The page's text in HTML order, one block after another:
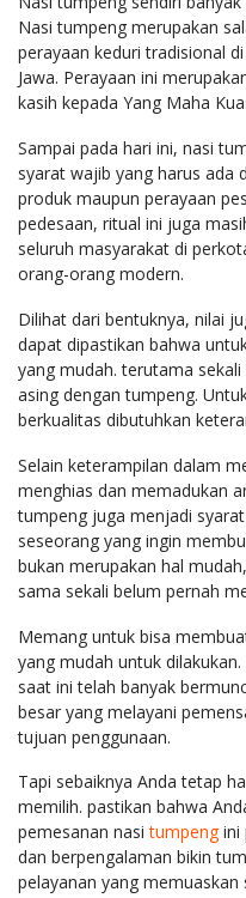
Nasi tumpeng merupakan
perayaan keduri tradisional
Jawa. Perayaan ini
kasih kepada Yang Maha
Sampai pada hari ini, nasi
syarat wajib yang harus ada
produk maupun perayaan
pedesaan, ritual ini juga
seluruh masyarakat di
orang-orang modern.
Dilihat dari bentuknya, nilai
dapat dipastikan bahwa
yang mudah. terutama
asing dengan tumpeng.
berkualitas dibutuhkan
Selain keterampilan dalam
menghias dan memadukan
tumpeng juga menjadi
seseorang yang ingin
bukan merupakan hal
sama sekali belum pernah
Memang untuk bisa
yang mudah untuk
saat ini telah banyak
besar yang melayani
tujuan penggunaan.
Tapi sebaiknya Anda tetap
memilih. pastikan bahwa
pemesanan nasitumpengini
dan berpengalaman bikin
pelayanan yang memuaskan